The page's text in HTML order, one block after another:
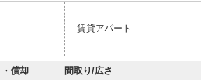
賃貸アパート
償却 間取り/広さ